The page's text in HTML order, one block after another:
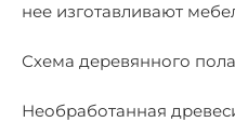
нее изготавливают
Схема деревянного
Необработанная